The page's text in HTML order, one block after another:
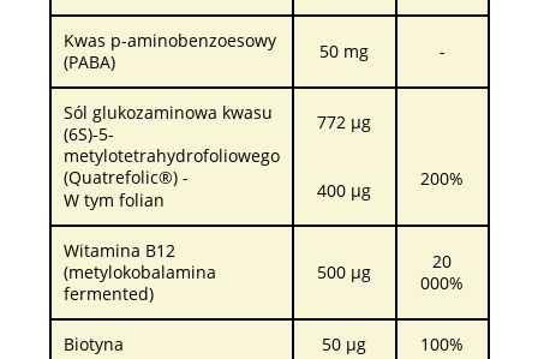
Kwas p-aminobenzoesowy
(PABA)
50 mg -
Sól glukozaminowa kwasu
(6S)-5-
metylotetrahydrofoliowego
(Quatrefolic®) -
W tym folian
772 µg
400 µg
200%
Witamina B12
(metylokobalamina
fermented)
500 µg
20
000%
Biotyna 50 µg 100%